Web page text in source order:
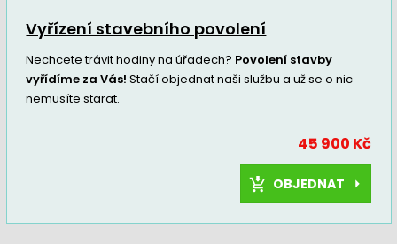
Vyřízení stavebního povolení
Nechcete trávit hodiny na úřadech? Povolení stavby
vyřídíme za Vás! Stačí objednat naši službu a už se o nic
nemusíte starat.
45 900 Kč
OBJEDNAT